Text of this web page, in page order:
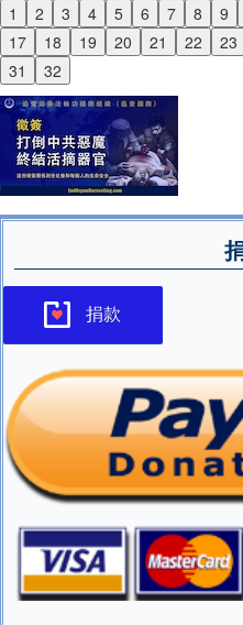
1 2 3 4 5 6 7 8 9
17
18 19 20 21 22 23
31
32
Previous
Next
捐款